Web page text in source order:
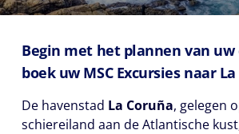
Begin met het plannen van uw
boek uw MSC Excursies naar
De havenstad La Coruña, gelegen
schiereiland aan de Atlantische